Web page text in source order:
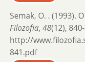
Semak, O. . (1993).
Filozofia, 48(12),
http://
841.pdf